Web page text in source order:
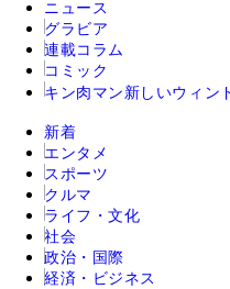
ニュース
グラビア
連載コラム
コミック
キン肉マン 新しいウィン
新着
エンタメ
スポーツ
クルマ
ライフ・文化
社会
政治・国際
経済・ビジネス